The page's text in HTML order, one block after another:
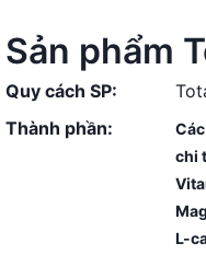
Sản phẩm
Quy cách SP:
Thành phần:
chi
L-